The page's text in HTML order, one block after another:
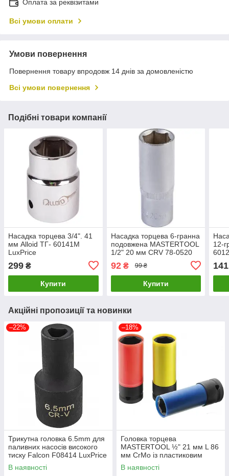
Оплата за реквізитами
Всі умови оплати
Умови повернення
Повернення товару впродовж 14 днів за домовленістю
Всі умови повернення
Подібні товари компанії
Насадка торцева 3/4". 41
мм Alloid ТГ- 60141M
LuxPrice
299 ₴
Купити
Насадка торцева 6-гранна
подовжена MASTERTOOL
1/2" 20 мм CRV 78-0520
92₴ 99 ₴
Купити
12-
141
Акційні пропозиції та новинки
–22%
Трикутна головка 6.5mm для
паливних насосів високого
тиску Falcon F08414 LuxPrice
В наявності
–18%
Головка торцева
MASTERTOOL ½" 21 мм L 86
мм CrMo із пластиковим
захистом для алюмінієвих
дисків 78-1521 LuxPrice
В наявності